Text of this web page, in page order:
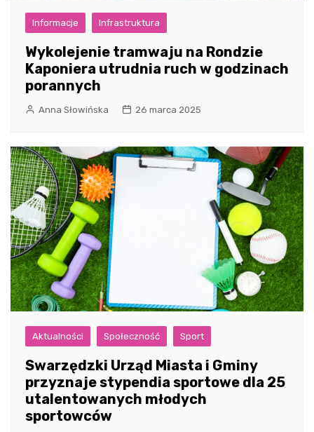
Informacje Infrastruktura
Wykolejenie tramwaju na Rondzie
Kaponiera utrudnia ruch w godzinach
porannych
Anna Słowińska 26 marca 2025
Aktualności Społeczność Sport
Swarzędzki Urząd Miasta i Gminy
przyznaje stypendia sportowe dla 25
utalentowanych młodych
sportowców